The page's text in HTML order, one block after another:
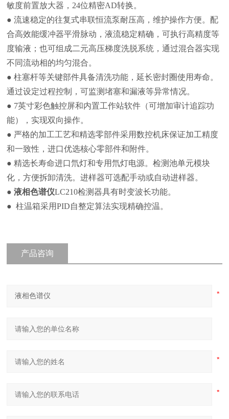
敏度前置放大器，24位精密AD转换。
● 流速稳定的往复式串联恒流泵耐压高，维护操作方便。配
合高效能缓冲器平滑脉动，液流稳定精确，可执行高精度等
度输液；也可组成二元高压梯度洗脱系统，通过混合器实现
不同流动相的均匀混合。
● 柱塞杆等关键部件具备清洗功能，延长密封圈使用寿命。
通过设定过程控制，可监测堵塞和漏液等异常情况。
● 7英寸彩色触控屏和内置工作站软件（可增加审计追踪功
能），实现双向操作。
● 严格的加工工艺和精选零部件采用数控机床保证加工精度
和一致性，进口优选核心零部件和附件。
● 精选长寿命进口氘灯和专用氘灯电源。检测池单元模块
化，方便拆卸清洗。进样器可选配手动或自动进样器。
●液相色谱仪LC210检测器具有时变波长功能。
● 柱温箱采用PID自整定算法实现精确控温。
产品咨询